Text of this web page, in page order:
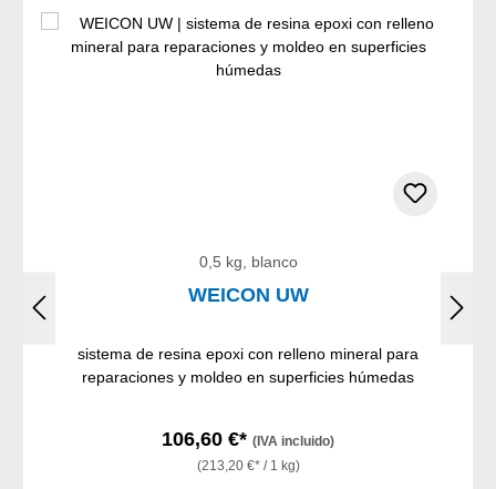
0,5 kg, blanco
WEICON UW
sistema de resina epoxi con relleno mineral para
reparaciones y moldeo en superficies húmedas
106,60 €* (IVA incluido)
(213,20 €* / 1 kg)